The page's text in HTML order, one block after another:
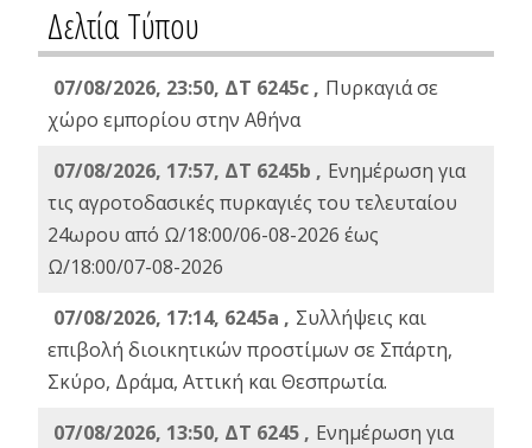
Δελτία Τύπου
07/08/2026, 23:50, ΔΤ 6245c , Πυρκαγιά σε
χώρο εμπορίου στην Αθήνα
07/08/2026, 17:57, ΔΤ 6245b , Ενημέρωση για
τις αγροτοδασικές πυρκαγιές του τελευταίου
24ωρου από Ω/18:00/06-08-2026 έως
Ω/18:00/07-08-2026
07/08/2026, 17:14, 6245a , Συλλήψεις και
επιβολή διοικητικών προστίμων σε Σπάρτη,
Σκύρο, Δράμα, Αττική και Θεσπρωτία.
07/08/2026, 13:50, ΔΤ 6245 , Ενημέρωση για